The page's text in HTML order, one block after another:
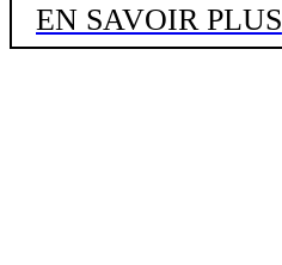
EN SAVOIR PLUS